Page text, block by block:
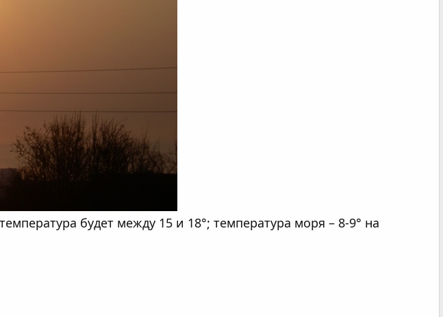
будет между 15 и 18°; температура моря – 8-9° на